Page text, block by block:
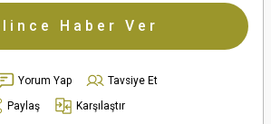
Haber Ver
Yorum Yap
Tavsiye Et
Paylaş Karşılaştır